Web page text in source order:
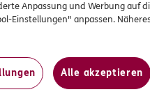
Anpassung und Werbung auf
Einstellungen" anpassen.
Alle akzeptieren